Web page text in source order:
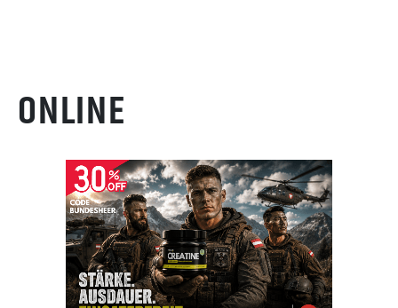
ONLINE